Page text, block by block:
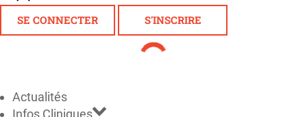
SE CONNECTER S'INSCRIRE
Actualités
Infos Cliniques